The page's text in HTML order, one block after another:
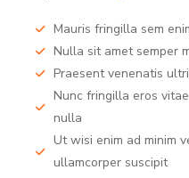
Mauris fringilla sem
Nulla sit amet semper
Praesent venenatis
Nunc fringilla eros
nulla
Ut wisi enim ad minim
ullamcorper suscipit